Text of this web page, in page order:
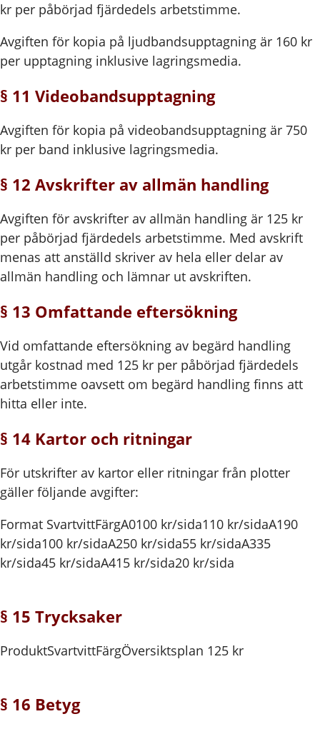
kr per påbörjad fjärdedels arbetstimme.
Avgiften för kopia på ljudbandsupptagning är 160 kr
per upptagning inklusive lagringsmedia.
§ 11 Videobandsupptagning
Avgiften för kopia på videobandsupptagning är 750
kr per band inklusive lagringsmedia.
§ 12 Avskrifter av allmän handling
Avgiften för avskrifter av allmän handling är 125 kr
per påbörjad fjärdedels arbetstimme. Med avskrift
menas att anställd skriver av hela eller delar av
allmän handling och lämnar ut avskriften.
§ 13 Omfattande eftersökning
Vid omfattande eftersökning av begärd handling
utgår kostnad med 125 kr per påbörjad fjärdedels
arbetstimme oavsett om begärd handling finns att
hitta eller inte.
§ 14 Kartor och ritningar
För utskrifter av kartor eller ritningar från plotter
gäller följande avgifter:
Format SvartvittFärgA0100 kr/sida110 kr/sidaA190
kr/sida100 kr/sidaA250 kr/sida55 kr/sidaA335
kr/sida45 kr/sidaA415 kr/sida20 kr/sida
§ 15 Trycksaker
ProduktSvartvittFärgÖversiktsplan 125 kr
§ 16 Betyg